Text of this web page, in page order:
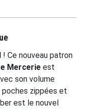
! Ce nouveau patron
Mercerie est
son volume
poches zippées et
est le nouvel